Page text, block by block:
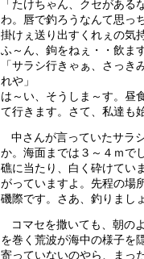
「たけちゃん、クセがあ
わ。唇で釣ろうなんて思っ
掛けぇ送り出すくれぇの気
ふ～ん、鉤をねぇ・・飲ま
「サラシ行きゃぁ、さっ
れや」
は～い、そうしま～す。昼
て行きます。さて、私達も
中さんが言っていたサラ
か。海面までは３～４ｍで
礁に当たり、白く砕けてい
がっていますよ。先程の場
磯際です。さあ、釣りまし
コマセを撒いても、朝の
を巻く荒波が海中の様子を
寄っていないのやら、まっ